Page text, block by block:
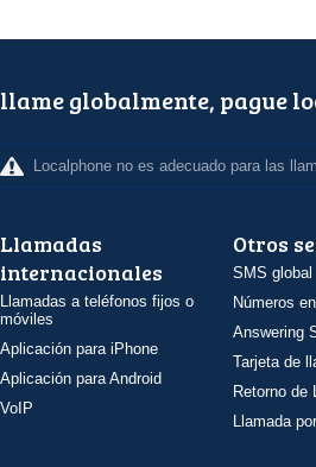
llame globalmente, pague
Localphone no es adecuado para las
Llamadas
internacionales
Llamadas a teléfonos fijos o
móviles
Aplicación para iPhone
Aplicación para Android
VoIP
Otros
SMS global
Números
Answering
Tarjeta de
Retorno de
Llamada